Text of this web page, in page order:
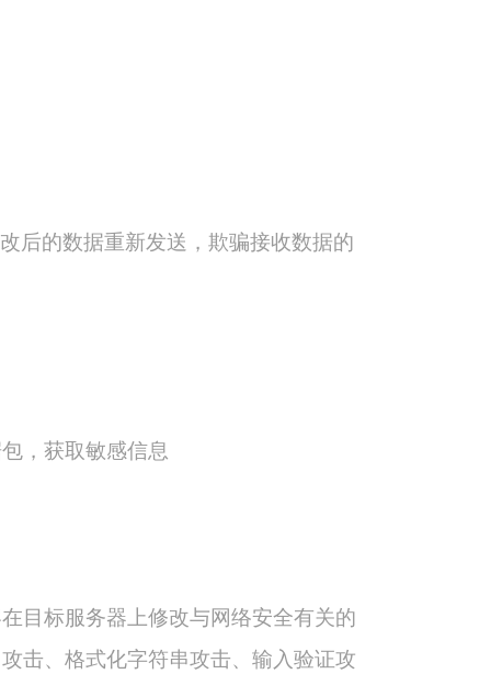
后的数据重新发送，欺骗接收数据的
，获取敏感信息
目标服务器上修改与网络安全有关的
击、格式化字符串攻击、输入验证攻